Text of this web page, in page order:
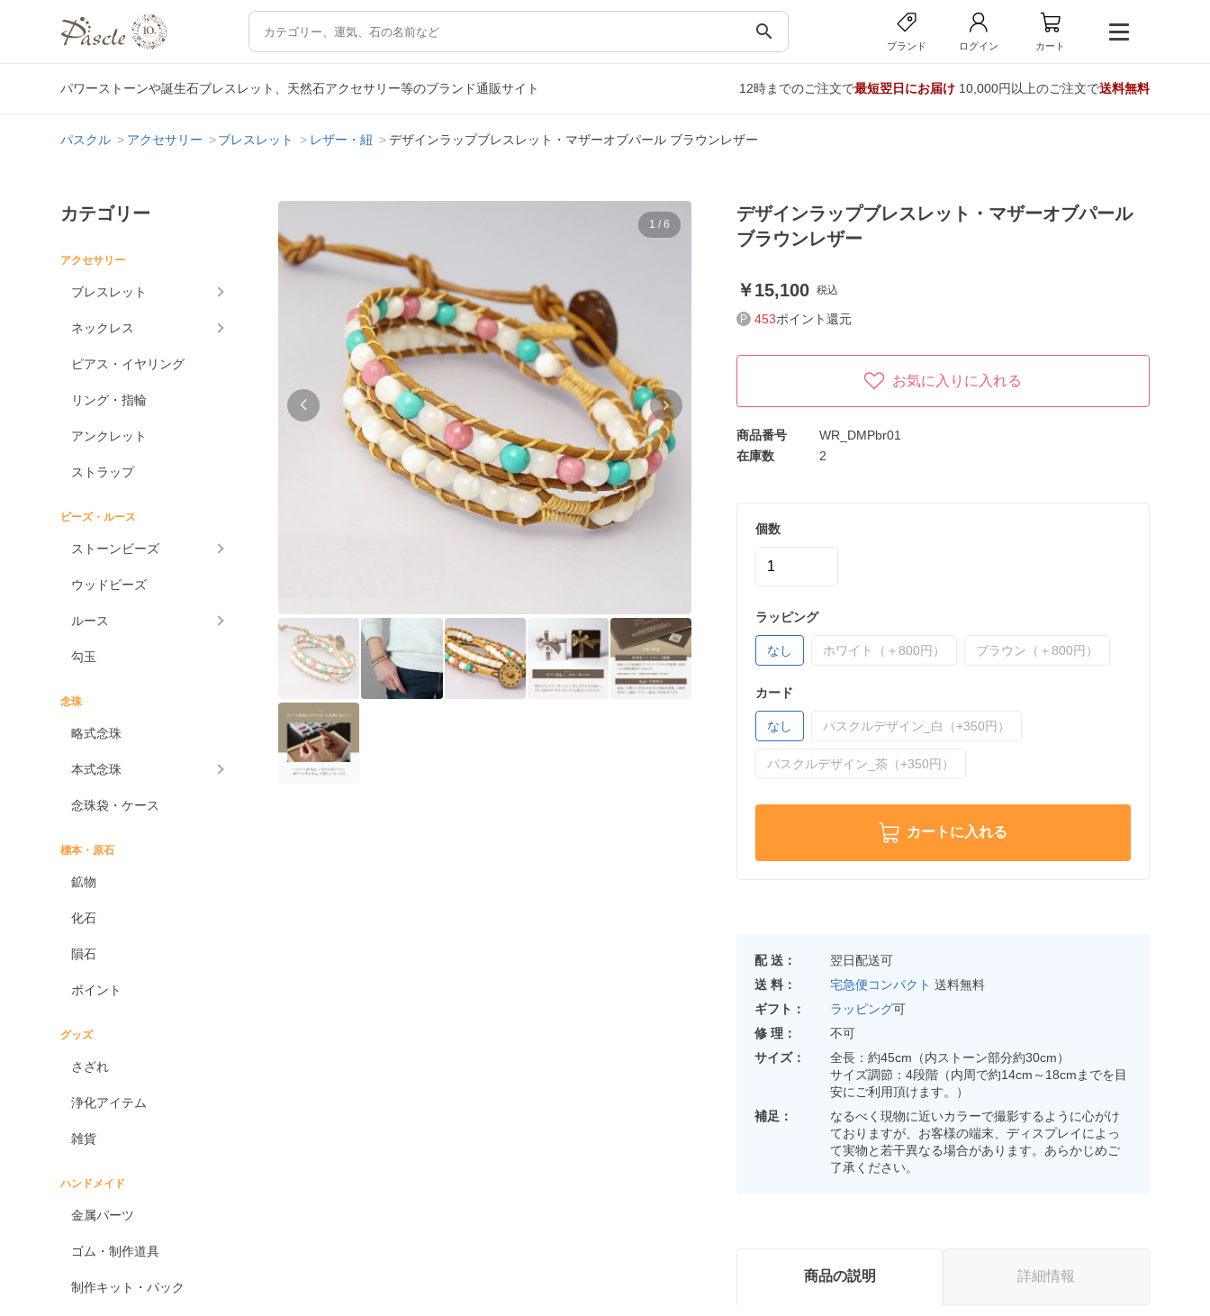
search
ブランド ログイン カート
パワーストーンや誕生石ブレスレット、天然石アクセサリー等のブランド通販サイト 12時までのご注文で最短翌日にお届け10,000円以上のご注文で送料無料
パスクル アクセサリー ブレスレット レザー・紐 デザインラップブレスレット・マザーオブパール ブラウンレザー
カテゴリー
アクセサリー
ブレスレット
ネックレス
ピアス・イヤリング
リング・指輪
アンクレット
ストラップ
ビーズ・ルース
ストーンビーズ
ウッドビーズ
ルース
勾玉
念珠
略式念珠
本式念珠
念珠袋・ケース
標本・原石
鉱物
化石
隕石
ポイント
グッズ
さざれ
浄化アイテム
雑貨
ハンドメイド
金属パーツ
ゴム・制作道具
制作キット・パック
1 / 6
デザインラップブレスレット・マザーオブパール
ブラウンレザー
15,100 税込
453ポイント還元
お気に入りに入れる
商品番号
WR_DMPbr01
在庫数
2
個数
ラッピング
なし ホワイト（＋800円） ブラウン（＋800円）
カード
なし パスクルデザイン_白（+350円）
パスクルデザイン_茶（+350円）
カートに入れる
配 送：
翌日配送可
送 料：
宅急便コンパクト 送料無料
ギフト：
ラッピング可
修 理：
不可
サイズ：
全長：約45cm（内ストーン部分約30cm）
サイズ調節：4段階（内周で約14cm～18cmまでを目
安にご利用頂けます。）
補足：
なるべく現物に近いカラーで撮影するように心がけ
ておりますが、お客様の端末、ディスプレイによっ
て実物と若干異なる場合があります。あらかじめご
了承ください。
商品の説明 詳細情報